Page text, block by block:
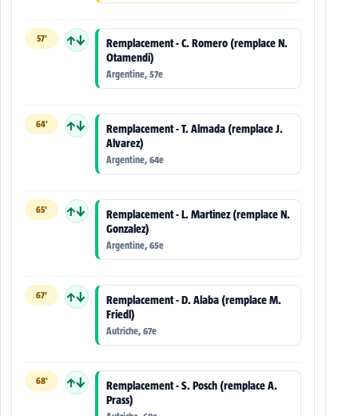
57' ↑↓
Remplacement - C. Romero (remplace N.
Otamendi)
Argentine, 57e
64' ↑↓
Remplacement - T. Almada (remplace J.
Alvarez)
Argentine, 64e
65' ↑↓
Remplacement - L. Martinez (remplace N.
Gonzalez)
Argentine, 65e
67' ↑↓
Remplacement - D. Alaba (remplace M.
Friedl)
Autriche, 67e
68' ↑↓
Remplacement - S. Posch (remplace A.
Prass)